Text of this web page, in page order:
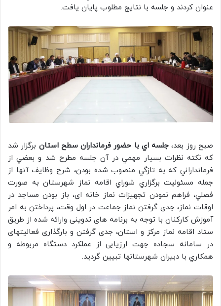
عنوان كردند و جلسه با نتايج مطلوب پايان يافت.
صبح روز بعد، جلسه اي با حضور فرمانداران سطح استان برگزار شد
كه نکته نظرات بسيار مهمي در آن جلسه مطرح شد و بعضي از
فرمانداراني كه به تازگي منصوب شده بودن، شرح وظايف آنها از
جمله مسئوليت برگزاري شوراي اقامه نماز شهرستان به صورت
فصلي، فراهم نمودن تجهیزات نماز خانه ای، باز بودن مساجد در
اوقات نماز، جدی گرفتن نماز جماعت در اول وقت، پرداختن به امر
آموزش کارکنان با توجه به برنامه های تدوینی وارائه شده از طریق
ستاد اقامه نماز مرکز و استان، جدی گرفتن و بارگذاری فعالیتهای
در سامانه سجاده جهت ارزیابی از عملکرد دستگاه مربوطه و
همكاري با دبيران شهرستانها تبيين گرديد.